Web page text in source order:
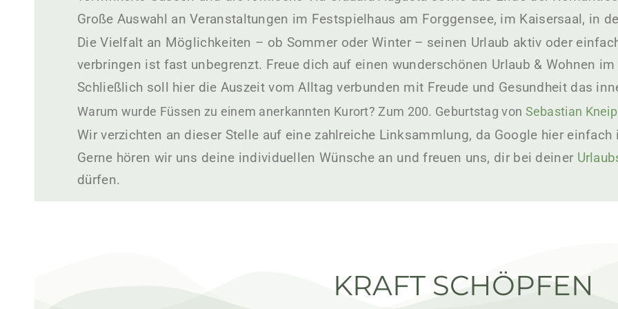
Große Auswahl an Veranstaltungen im Festspielhaus am Forggensee, im Kaisersaal, in
Die Vielfalt an Möglichkeiten – ob Sommer oder Winter – seinen Urlaub aktiv oder
verbringen ist fast unbegrenzt. Freue dich auf einen wunderschönen Urlaub & Wohnen
Schließlich soll hier die Auszeit vom Alltag verbunden mit Freude und Gesundheit das
Warum wurde Füssen zu einem anerkannten Kurort? Zum 200. Geburtstag von Sebastian
Wir verzichten an dieser Stelle auf eine zahlreiche Linksammlung, da Google hier
Gerne hören wir uns deine individuellen Wünsche an und freuen uns, dir bei deiner
dürfen.
KRAFT SCHÖPFEN